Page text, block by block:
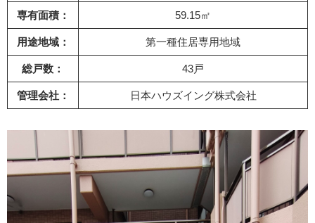
専有面積： 59.15㎡
用途地域： 第一種住居専用地域
総戸数： 43戸
管理会社： 日本ハウズイング株式会社